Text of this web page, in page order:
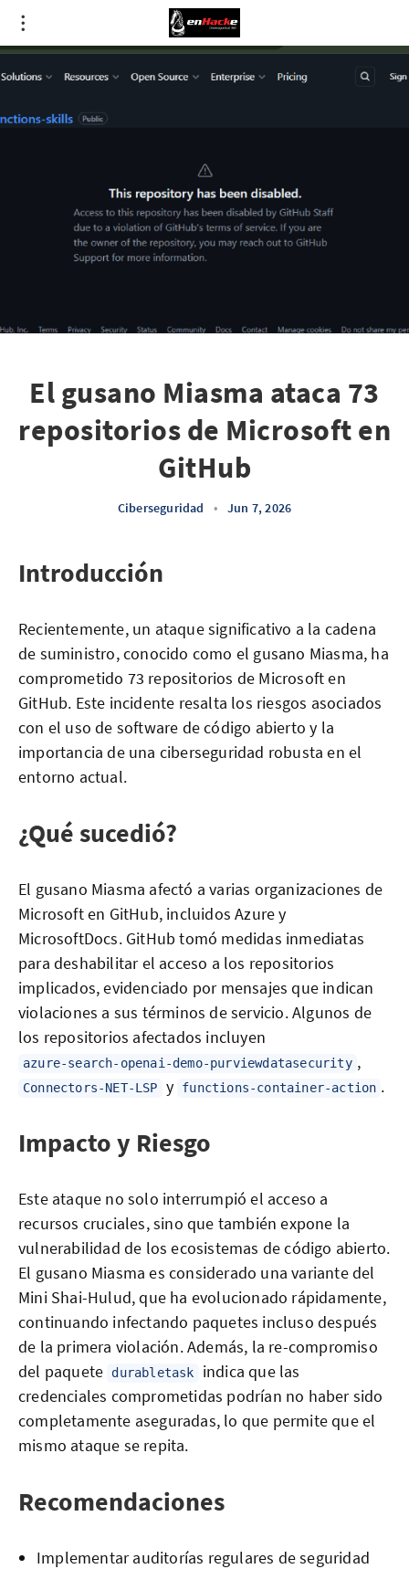
El gusano Miasma ataca 73
repositorios de Microsoft en
GitHub
Ciberseguridad • Jun 7, 2026
Introducción
Recientemente, un ataque significativo a la cadena
de suministro, conocido como el gusano Miasma, ha
comprometido 73 repositorios de Microsoft en
GitHub. Este incidente resalta los riesgos asociados
con el uso de software de código abierto y la
importancia de una ciberseguridad robusta en el
entorno actual.
¿Qué sucedió?
El gusano Miasma afectó a varias organizaciones de
Microsoft en GitHub, incluidos Azure y
MicrosoftDocs. GitHub tomó medidas inmediatas
para deshabilitar el acceso a los repositorios
implicados, evidenciado por mensajes que indican
violaciones a sus términos de servicio. Algunos de
los repositorios afectados incluyen
azure-search-openai-demo-purviewdatasecurity ,
Connectors-NET-LSP y functions-container-action .
Impacto y Riesgo
Este ataque no solo interrumpió el acceso a
recursos cruciales, sino que también expone la
vulnerabilidad de los ecosistemas de código abierto.
El gusano Miasma es considerado una variante del
Mini Shai-Hulud, que ha evolucionado rápidamente,
continuando infectando paquetes incluso después
de la primera violación. Además, la re-compromiso
del paquete
durabletask
indica que las
credenciales comprometidas podrían no haber sido
completamente aseguradas, lo que permite que el
mismo ataque se repita.
Recomendaciones
Implementar auditorías regulares de seguridad